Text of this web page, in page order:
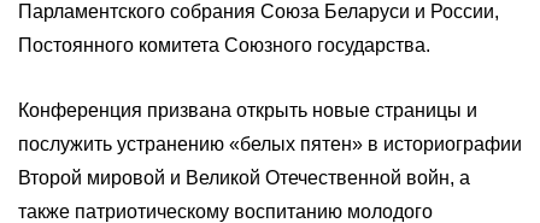
Парламентского собрания Союза Беларуси и России,
Постоянного комитета Союзного государства.
Конференция призвана открыть новые страницы и
послужить устранению «белых пятен» в историографии
Второй мировой и Великой Отечественной войн, а
также патриотическому воспитанию молодого